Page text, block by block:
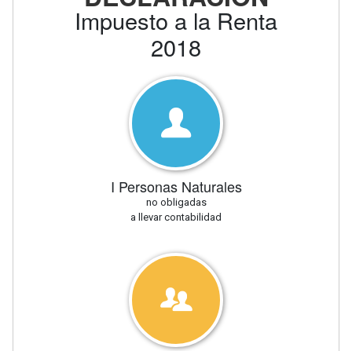
Impuesto a la Renta
2018
I Personas Naturales
no obligadas
a llevar contabilidad